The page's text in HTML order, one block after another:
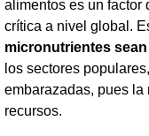
alimentos es un factor
crítica a nivel global.
micronutrientes
los sectores
embarazadas, pues
recursos.